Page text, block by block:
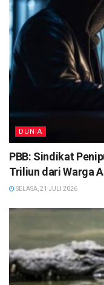
DUNIA
PBB: Sindikat
Triliun dari Warga
SELASA, 21 JULI 2026